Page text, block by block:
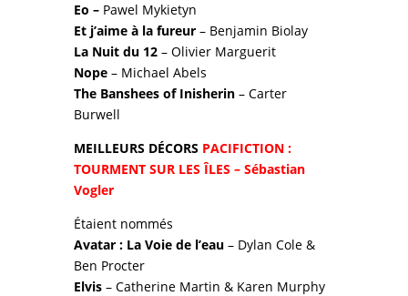
Eo –Pawel Mykietyn
Et j’aime à la fureur– Benjamin Biolay
La Nuit du 12– Olivier Marguerit
Nope – Michael Abels
The Banshees of Inisherin– Carter
Burwell
MEILLEURS DÉCORS PACIFICTION :
TOURMENT SUR LES ÎLES – Sébastian
Vogler
Étaient nommés
Avatar : La Voie de l’eau– Dylan Cole &
Ben Procter
Elvis– Catherine Martin & Karen Murphy